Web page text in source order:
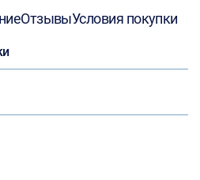
ОтзывыУсловия покупки